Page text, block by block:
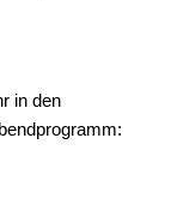
in den